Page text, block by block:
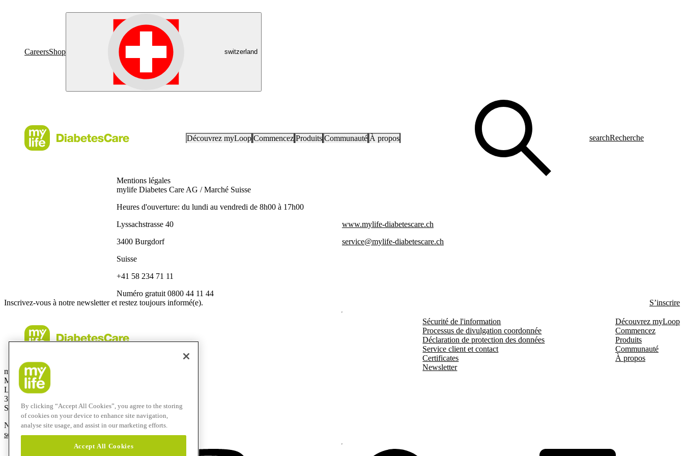
CareersShop switzerland
Découvrez myLoop Commencez Produits Communauté À propos searchRecherche
Mentions légales
mylife Diabetes Care AG / Marché Suisse
Heures d'ouverture: du lundi au vendredi de 8h00 à 17h00
Lyssachstrasse 40
3400 Burgdorf
Suisse
+41 58 234 71 11
Numéro gratuit 0800 44 11 44
www.mylife-diabetescare.ch
service@mylife-diabetescare.ch
Inscrivez-vous à notre newsletter et restez toujours informé(e). S’inscrire
mylife Diabetes Care AG
Marché Suisse
Lyssachstrasse 40
3400 Burgdorf
Suisse
Numéro gratuit:0800 44 11 44
service@mylife-diabetescare.ch
Sécurité de l'information
Processus de divulgation coordonnée
Déclaration de protection des données
Service client et contact
Certificates
Newsletter
Découvrez myLoop
Commencez
Produits
Communauté
À propos
By clicking “Accept All Cookies”, you agree to the storing
of cookies on your device to enhance site navigation,
analyse site usage, and assist in our marketing efforts.
Accept All Cookies